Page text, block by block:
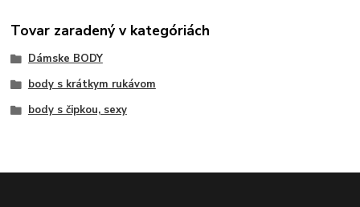
Tovar zaradený v kategóriách
Dámske BODY
body s krátkym rukávom
body s čipkou, sexy